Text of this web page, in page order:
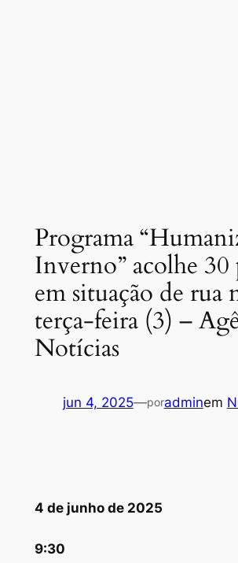
Programa
Inverno” acolhe 30
em situação de rua
terça-feira (3) –
Notícias
jun 4, 2025—poradminem
4 de junho de 2025
9:30